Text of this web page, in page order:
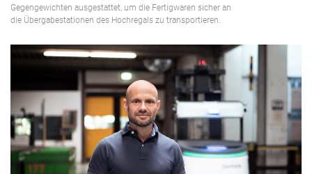
Gegengewichten ausgestattet, um die Fertigwaren sicher an
die Übergabestationen des Hochregals zu transportieren.